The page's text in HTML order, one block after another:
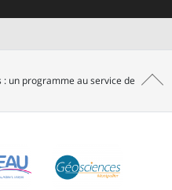
un programme au service de